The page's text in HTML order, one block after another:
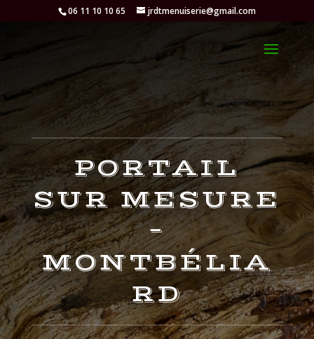
06 11 10 10 65 jrdtmenuiserie@gmail.com
PORTAIL
SUR MESURE
–
MONTBÉLIA
RD